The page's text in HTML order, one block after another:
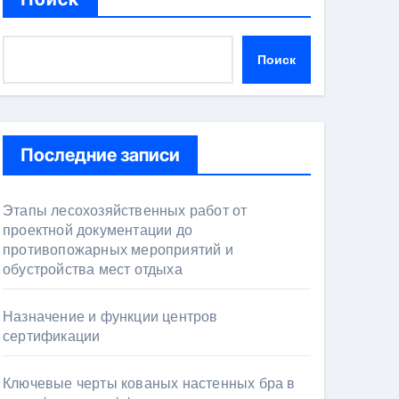
Поиск
Последние записи
Этапы лесохозяйственных работ от
проектной документации до
противопожарных мероприятий и
обустройства мест отдыха
Назначение и функции центров
сертификации
Ключевые черты кованых настенных бра в